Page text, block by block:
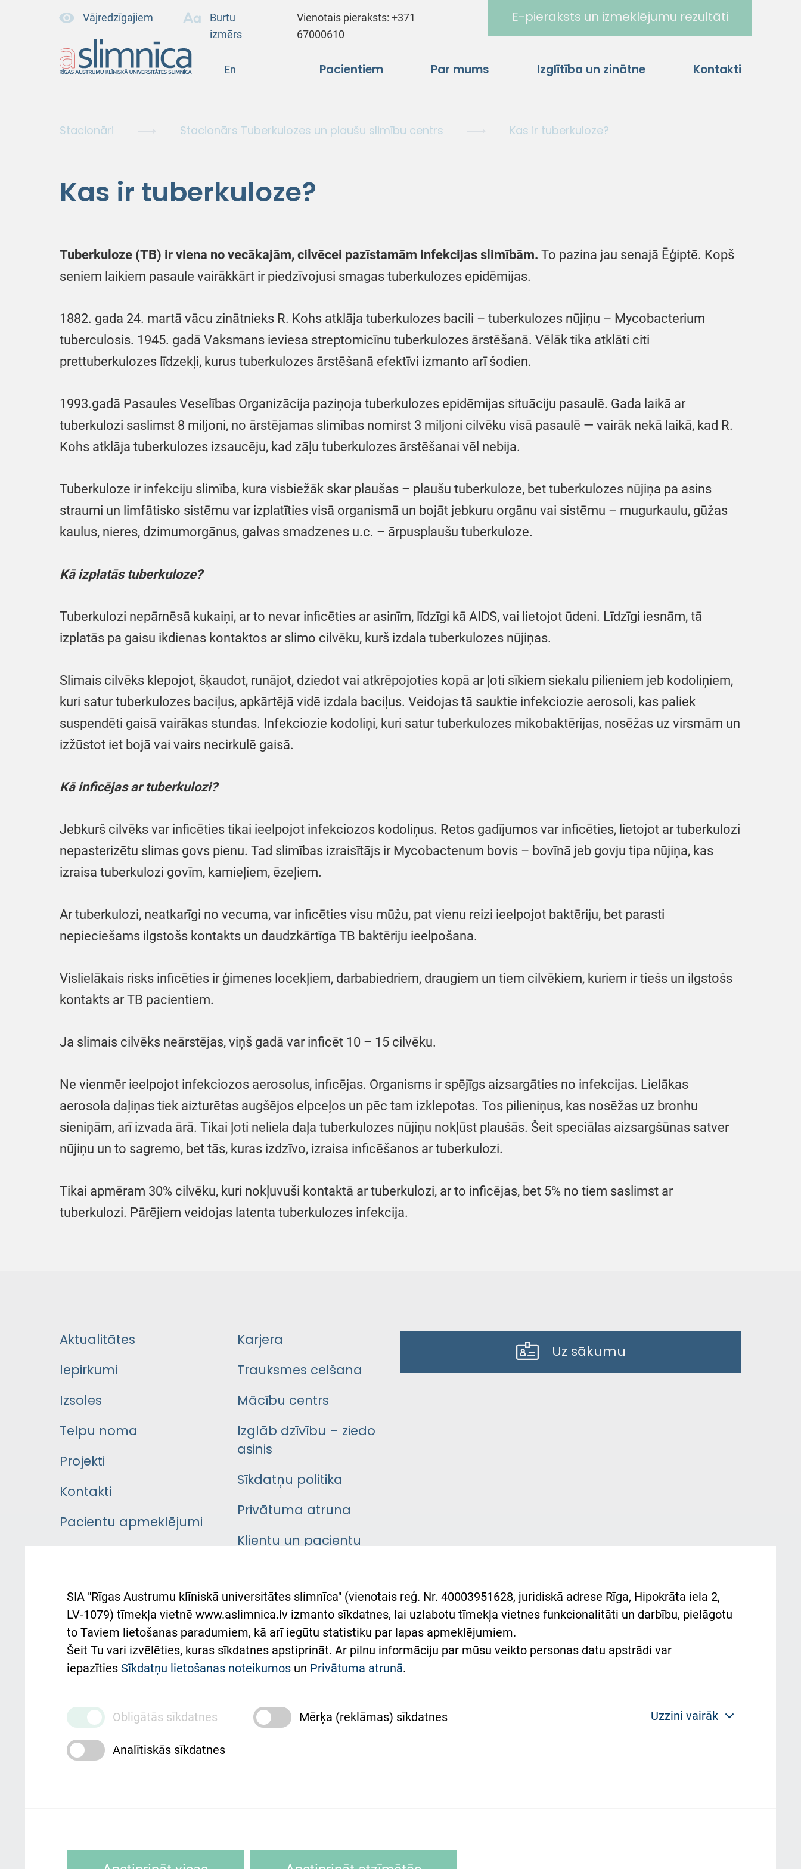
Vājredzīgajiem
Burtu
izmērs
Vienotais pieraksts:+371
67000610
E-pieraksts un izmeklējumu rezultāti
En Pacientiem Par mums Izglītība un zinātne Kontakti
Stacionāri Stacionārs Tuberkulozes un plaušu slimību centrs Kas ir tuberkuloze?
Kas ir tuberkuloze?
Tuberkuloze (TB) ir viena no vecākajām, cilvēcei pazīstamām infekcijas slimībām. To pazina jau senajā Ēģiptē. Kopš
seniem laikiem pasaule vairākkārt ir piedzīvojusi smagas tuberkulozes epidēmijas.
1882. gada 24. martā vācu zinātnieks R. Kohs atklāja tuberkulozes bacili – tuberkulozes nūjiņu – Mycobacterium
tuberculosis. 1945. gadā Vaksmans ieviesa streptomicīnu tuberkulozes ārstēšanā. Vēlāk tika atklāti citi
prettuberkulozes līdzekļi, kurus tuberkulozes ārstēšanā efektīvi izmanto arī šodien.
1993.gadā Pasaules Veselības Organizācija paziņoja tuberkulozes epidēmijas situāciju pasaulē. Gada laikā ar
tuberkulozi saslimst 8 miljoni, no ārstējamas slimības nomirst 3 miljoni cilvēku visā pasaulē — vairāk nekā laikā, kad R.
Kohs atklāja tuberkulozes izsaucēju, kad zāļu tuberkulozes ārstēšanai vēl nebija.
Tuberkuloze ir infekciju slimība, kura visbiežāk skar plaušas – plaušu tuberkuloze, bet tuberkulozes nūjiņa pa asins
straumi un limfātisko sistēmu var izplatīties visā organismā un bojāt jebkuru orgānu vai sistēmu – mugurkaulu, gūžas
kaulus, nieres, dzimumorgānus, galvas smadzenes u.c. – ārpusplaušu tuberkuloze.
Kā izplatās tuberkuloze?
Tuberkulozi nepārnēsā kukaiņi, ar to nevar inficēties ar asinīm, līdzīgi kā AIDS, vai lietojot ūdeni. Līdzīgi iesnām, tā
izplatās pa gaisu ikdienas kontaktos ar slimo cilvēku, kurš izdala tuberkulozes nūjiņas.
Slimais cilvēks klepojot, šķaudot, runājot, dziedot vai atkrēpojoties kopā ar ļoti sīkiem siekalu pilieniem jeb kodoliņiem,
kuri satur tuberkulozes baciļus, apkārtējā vidē izdala baciļus. Veidojas tā sauktie infekciozie aerosoli, kas paliek
suspendēti gaisā vairākas stundas. Infekciozie kodoliņi, kuri satur tuberkulozes mikobaktērijas, nosēžas uz virsmām un
izžūstot iet bojā vai vairs necirkulē gaisā.
Kā inficējas ar tuberkulozi?
Jebkurš cilvēks var inficēties tikai ieelpojot infekciozos kodoliņus. Retos gadījumos var inficēties, lietojot ar tuberkulozi
nepasterizētu slimas govs pienu. Tad slimības izraisītājs ir Mycobactenum bovis – bovīnā jeb govju tipa nūjiņa, kas
izraisa tuberkulozi govīm, kamieļiem, ēzeļiem.
Ar tuberkulozi, neatkarīgi no vecuma, var inficēties visu mūžu, pat vienu reizi ieelpojot baktēriju, bet parasti
nepieciešams ilgstošs kontakts un daudzkārtīga TB baktēriju ieelpošana.
Vislielākais risks inficēties ir ģimenes locekļiem, darbabiedriem, draugiem un tiem cilvēkiem, kuriem ir tiešs un ilgstošs
kontakts ar TB pacientiem.
Ja slimais cilvēks neārstējas, viņš gadā var inficēt 10 – 15 cilvēku.
Ne vienmēr ieelpojot infekciozos aerosolus, inficējas. Organisms ir spējīgs aizsargāties no infekcijas. Lielākas
aerosola daļiņas tiek aizturētas augšējos elpceļos un pēc tam izklepotas. Tos pilieniņus, kas nosēžas uz bronhu
sieniņām, arī izvada ārā. Tikai ļoti neliela daļa tuberkulozes nūjiņu nokļūst plaušās. Šeit speciālas aizsargšūnas satver
nūjiņu un to sagremo, bet tās, kuras izdzīvo, izraisa inficēšanos ar tuberkulozi.
Tikai apmēram 30% cilvēku, kuri nokļuvuši kontaktā ar tuberkulozi, ar to inficējas, bet 5% no tiem saslimst ar
tuberkulozi. Pārējiem veidojas latenta tuberkulozes infekcija.
Aktualitātes
Iepirkumi
Izsoles
Telpu noma
Projekti
Kontakti
Pacientu apmeklējumi
Pacienta
atsauksmju/sūdzību
iesniegšanas kārtība
Kā pie mums nokļūt
ceļvedis
Rekvizīti un ārstniecības
Karjera
Trauksmes celšana
Mācību centrs
Izglāb dzīvību – ziedo
asinis
Sīkdatņu politika
Privātuma atruna
Klientu un pacientu
Austrumu slimnīcas
atbalsts Ukrainai
Підтримка Східної лікарні
та співпраця з Україною
Uz sākumu
SIA "Rīgas Austrumu klīniskā universitātes slimnīca" (vienotais reģ. Nr. 40003951628, juridiskā adrese Rīga, Hipokrāta iela 2,
LV-1079) tīmekļa vietnē www.aslimnica.lv izmanto sīkdatnes, lai uzlabotu tīmekļa vietnes funkcionalitāti un darbību, pielāgotu
to Taviem lietošanas paradumiem, kā arī iegūtu statistiku par lapas apmeklējumiem.
Šeit Tu vari izvēlēties, kuras sīkdatnes apstiprināt. Ar pilnu informāciju par mūsu veikto personas datu apstrādi var
iepazīties Sīkdatņu lietošanas noteikumos un Privātuma atrunā.
Obligātās sīkdatnes Mērķa (reklāmas) sīkdatnes
Analītiskās sīkdatnes
Uzzini vairāk
Sīkdatnes ir mazas teksta datnes, kuras tīmekļa pārlūkprogramma (piemēram, Internet, Explorer, Firexox, Safari u.c.) saglabā